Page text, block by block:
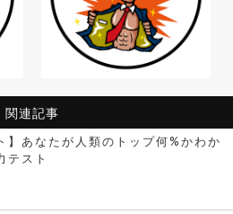
関連記事
】あなたが人類のトップ何%かわか
テスト